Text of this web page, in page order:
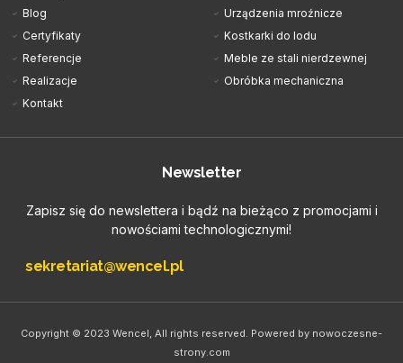
Blog
Certyfikaty
Referencje
Realizacje
Kontakt
Urządzenia mroźnicze
Kostkarki do lodu
Meble ze stali nierdzewnej
Obróbka mechaniczna
Newsletter
Zapisz się do newslettera i bądź na bieżąco z promocjami i
nowościami technologicznymi!
sekretariat@wencel.pl
Copyright © 2023 Wencel, All rights reserved. Powered by nowoczesne-
strony.com